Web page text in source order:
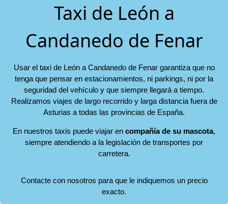
Taxi de León a
Candanedo de Fenar
Usar el taxi de León a Candanedo de Fenar garantiza que no
tenga que pensar en estacionamientos, ni parkings, ni por la
seguridad del vehículo y que siempre llegará a tiempo.
Realizamos viajes de largo recorrido y larga distancia fuera de
Asturias a todas las provincias de España.
En nuestros taxis puede viajar en compañía de su mascota,
siempre atendiendo a la legislación de transportes por
carretera.
Contacte con nosotros para que le indiquemos un precio
exacto.